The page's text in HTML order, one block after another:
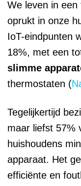
We leven in een
oprukt in onze
IoT-eindpunten
18%, met een
slimme
thermostaten (
Tegelijkertijd
maar liefst 57%
huishoudens
apparaat. Het
efficiënte en